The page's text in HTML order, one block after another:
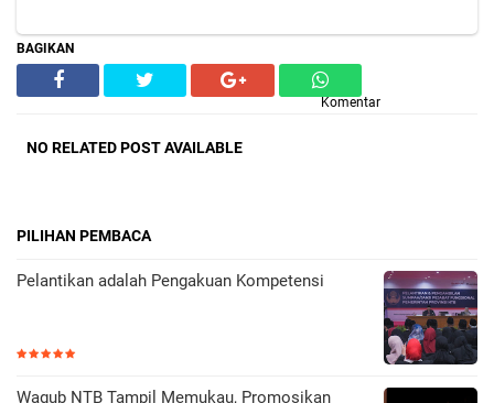
BAGIKAN
Komentar
NO RELATED POST AVAILABLE
PILIHAN PEMBACA
Pelantikan adalah Pengakuan Kompetensi
Wagub NTB Tampil Memukau, Promosikan